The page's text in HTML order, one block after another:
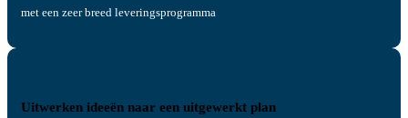
met een zeer breed leveringsprogramma
Uitwerken ideeën naar een uitgewerkt plan